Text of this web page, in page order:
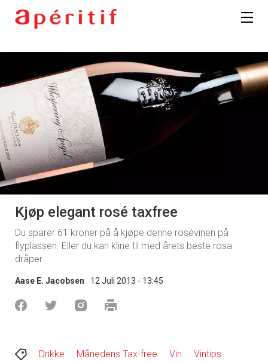
Kjøp elegant rosé taxfree
Du sparer 61 kroner på å kjøpe denne rosévinen på
flyplassen. Eller du kan kline til med årets beste rosa
dråper.
Aase E. Jacobsen 12 Juli 2013 - 13:45
Drikke Månedens Tax-free Vin Vintips